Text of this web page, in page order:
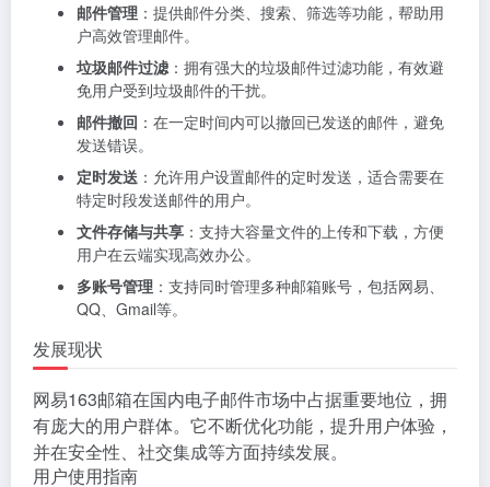
邮件管理 ：提供邮件分类、搜索、筛选等功能，帮助用
户高效管理邮件。
垃圾邮件过滤：拥有强大的垃圾邮件过滤功能，有效避
免用户受到垃圾邮件的干扰。
邮件撤回 ：在一定时间内可以撤回已发送的邮件，避免
发送错误。
定时发送 ：允许用户设置邮件的定时发送，适合需要在
特定时段发送邮件的用户。
文件存储与共享 ：支持大容量文件的上传和下载，方便
用户在云端实现高效办公。
多账号管理 ：支持同时管理多种邮箱账号，包括网易、
QQ、Gmail等。
发展现状
网易163邮箱在国内电子邮件市场中占据重要地位，拥
有庞大的用户群体。它不断优化功能，提升用户体验，
并在安全性、社交集成等方面持续发展。
用户使用指南